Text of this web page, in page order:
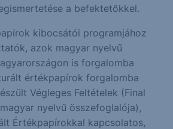
a befektetőkkel.
kibocsátói programjához
azok magyar nyelvű
is forgalomba
értékpapírok forgalomba
Végleges Feltételek (Final
nyelvű összefoglalója),
Értékpapírokkal kapcsolatos,